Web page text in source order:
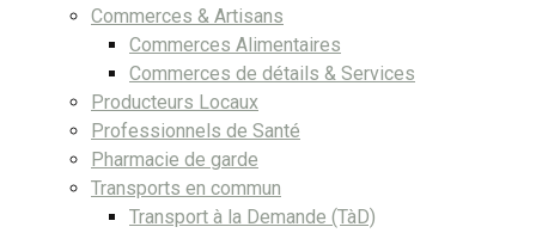
Commerces & Artisans
Commerces Alimentaires
Commerces de détails & Services
Producteurs Locaux
Professionnels de Santé
Pharmacie de garde
Transports en commun
Transport à la Demande (TàD)